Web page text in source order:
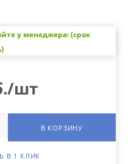
у менеджера: (срок
/шт
В КОРЗИНУ
В 1 КЛИК